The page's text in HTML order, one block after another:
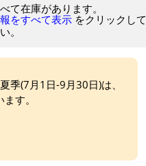
て在庫があります。
をすべて表示 をクリックして
。
季(7月1日-9月30日)は、
す。